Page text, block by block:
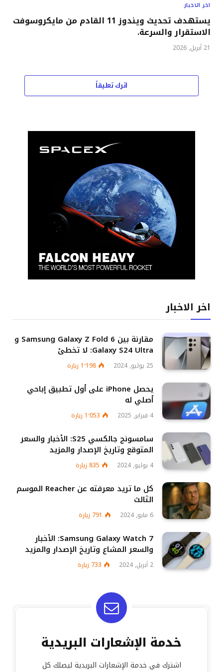
اخر الاخبار
يستهدف تحديث ويندوز 11 القادم من مايكروسوفت
الاستقرار والسرعة.
21 أبريل, 2026
اترك تعليقاً
اخر الاخبار
مقارنة بين Samsung Galaxy Z Fold 6 و
Galaxy S24 Ultra: لا تخطئ
25 يوليو, 2024 1٬198 زيارة
يحصل iPhone على أول تطبيق إباحي
أصلي له
4 فبراير, 2025 1٬053 زيارة
سامسونج جالكسي S25: الأخبار والسعر
المتوقع وتاريخ الإصدار والمزيد
4 يوليو, 2024 835 زيارة
كل ما تريد معرفته عن Reacher الموسم
الثالث
6 مايو, 2024 791 زيارة
Samsung Galaxy Watch 7: الأخبار
والسعر المشاع وتاريخ الإصدار والمزيد
2 أبريل, 2024 733 زيارة
خدمة الإشعارات البريدية
اشترك في خدمة الإشعارات البريدية ليصلك كل